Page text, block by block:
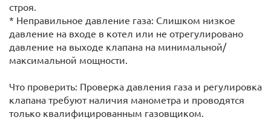
строя.
* Неправильное давление газа: Слишком низкое
давление на входе в котел или не отрегулировано
давление на выходе клапана на минимальной/
максимальной мощности.
Что проверить: Проверка давления газа и регулировка
клапана требуют наличия манометра и проводятся
только квалифицированным газовщиком.